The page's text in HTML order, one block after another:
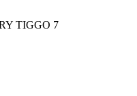
TIGGO 7